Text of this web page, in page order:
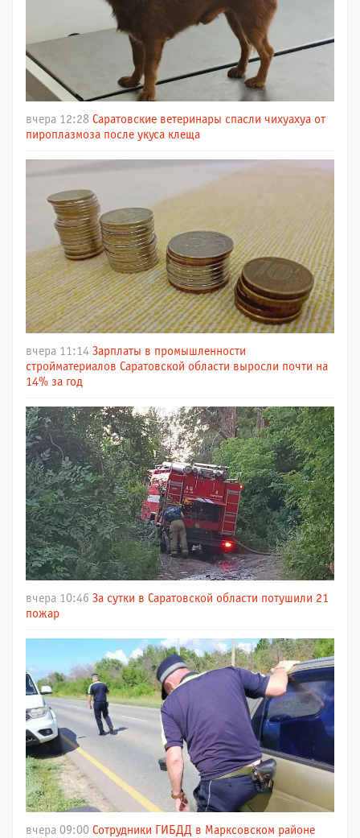
вчера 12:28 Саратовские ветеринары спасли чихуахуа от
пироплазмоза после укуса клеща
вчера 11:14 Зарплаты в промышленности
стройматериалов Саратовской области выросли почти на
14% за год
вчера 10:46 За сутки в Саратовской области потушили 21
пожар
вчера 09:00 Сотрудники ГИБДД в Марксовском районе